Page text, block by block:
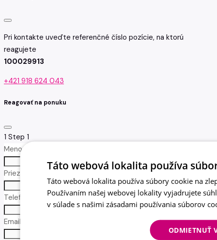
Pri kontakte uveďte referenčné číslo pozície, na ktorú
reagujete
100029913
+421 918 624 043
Reagovať na ponuku
1 Step 1
Meno *
no-icon
Priezvisko *
no-icon
Telefón *
call
Email *
Táto webová lokalita používa
Táto webová lokalita používa súbory cookie na
Používaním našej webovej lokality vyjadrujete
v súlade s našimi zásadami používania súborov
ODMIETNUŤ